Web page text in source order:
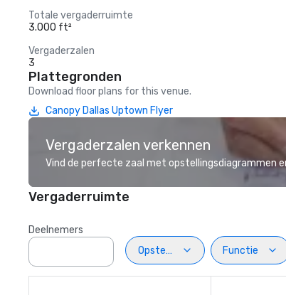
Totale vergaderruimte
3.000 ft²
Vergaderzalen
3
Plattegronden
Download floor plans for this venue.
Canopy Dallas Uptown Flyer
Vergaderzalen verkennen
Vind de perfecte zaal met opstellingsdiagrammen
Vergaderruimte
Deelnemers
Opstelling
Functie